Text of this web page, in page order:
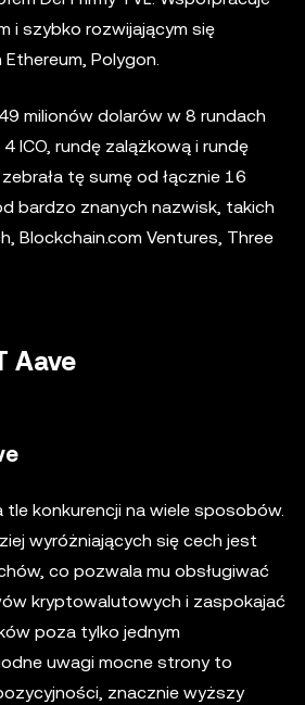
i szybko rozwijającym się
Polygon.
milionów dolarów w 8 rundach
ICO, rundę zalążkową i rundę
tę sumę od łącznie 16
bardzo znanych nazwisk, takich
Blockchain.com Ventures, Three
Aave
tle konkurencji na wiele sposobów.
wyróżniających się cech jest
co pozwala mu obsługiwać
kryptowalutowych i zaspokajać
poza tylko jednym
uwagi mocne strony to
znacznie wyższy